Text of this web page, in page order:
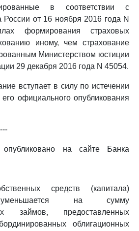
в соответствии с
России от 16 ноября 2016 года N
формирования страховых
иному, чем страхование
Министерством юстиции
29 декабря 2016 года N 45054.
вступает в силу по истечении
официального опубликования
на сайте Банка
средств (капитала)
уменьшается на сумму
займов, предоставленных
облигационных